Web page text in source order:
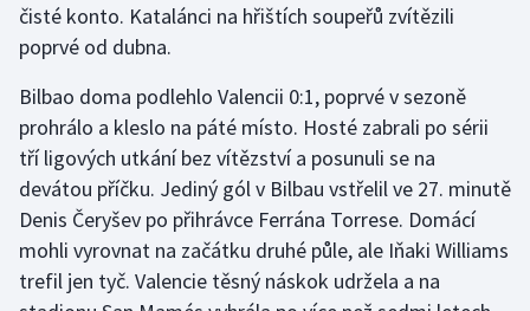
Volejbal
čisté konto. Katalánci na hřištích soupeřů zvítězili
poprvé od dubna.
Bilbao doma podlehlo Valencii 0:1, poprvé v sezoně
prohrálo a kleslo na páté místo. Hosté zabrali po sérii
tří ligových utkání bez vítězství a posunuli se na
devátou příčku. Jediný gól v Bilbau vstřelil ve 27. minutě
Denis Čeryšev po přihrávce Ferrána Torrese. Domácí
mohli vyrovnat na začátku druhé půle, ale Iňaki Williams
trefil jen tyč. Valencie těsný náskok udržela a na